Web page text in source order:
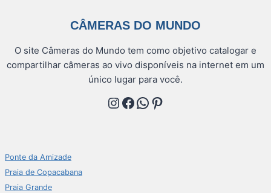
CÂMERAS DO MUNDO
O site Câmeras do Mundo tem como objetivo catalogar e
compartilhar câmeras ao vivo disponíveis na internet em um
único lugar para você.
Instagram
Facebook
WhatsApp
Pinterest
Ponte da Amizade
Praia de Copacabana
Praia Grande